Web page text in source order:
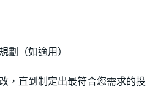
劃（如適用）
，直到制定出最符合您需求的投